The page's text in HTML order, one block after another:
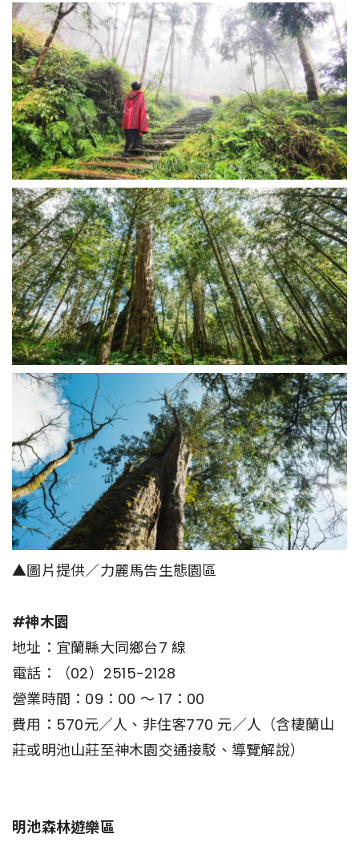
▲圖片提供／力麗馬告生態園區
#神木園
地址：宜蘭縣大同鄉台7 線
電話：（02）2515-2128
營業時間：09：00 ～ 17：00
費用：570元／人、非住客770 元／人（含棲蘭山
莊或明池山莊至神木園交通接駁、導覽解說）
明池森林遊樂區